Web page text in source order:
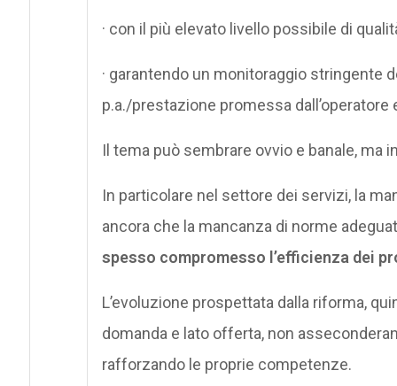
· con il più elevato livello possibile di
· garantendo un monitoraggio stringente
p.a./prestazione promessa
Il tema può sembrare ovvio e banale, ma
In particolare nel settore dei servizi, la
ancora che la mancanza di norme
spesso compromesso l’efficienza dei
L’evoluzione prospettata dalla riforma,
domanda e lato offerta, non
rafforzando le proprie competenze.